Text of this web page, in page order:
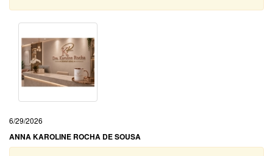
6/29/2026
ANNA KAROLINE ROCHA DE SOUSA